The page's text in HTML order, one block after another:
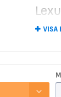
Lexus
gör.
VISA